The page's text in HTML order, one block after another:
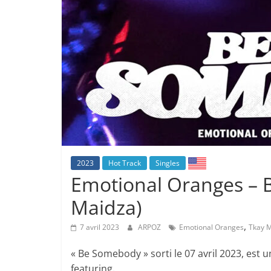
2023 Hot Track Singles
Emotional Oranges –
Maidza)
7 avril 2023 ARPOZ Emotional Oranges, Tkay
« Be Somebody » sorti le 07 avril 2023, est